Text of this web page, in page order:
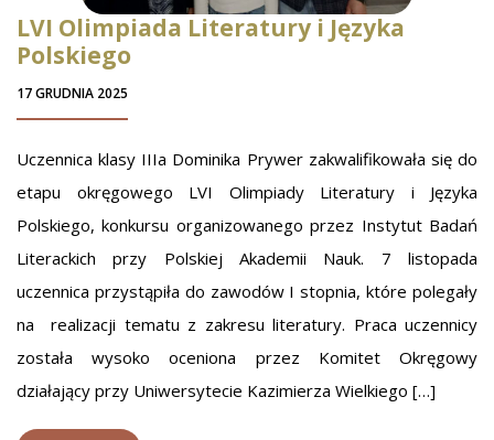
LVI Olimpiada Literatury i Języka
Polskiego
17 GRUDNIA 2025
Uczennica klasy IIIa Dominika Prywer zakwalifikowała się do
etapu okręgowego LVI Olimpiady Literatury i Języka
Polskiego, konkursu organizowanego przez Instytut Badań
Literackich przy Polskiej Akademii Nauk. 7 listopada
uczennica przystąpiła do zawodów I stopnia, które polegały
na realizacji tematu z zakresu literatury. Praca uczennicy
została wysoko oceniona przez Komitet Okręgowy
działający przy Uniwersytecie Kazimierza Wielkiego […]